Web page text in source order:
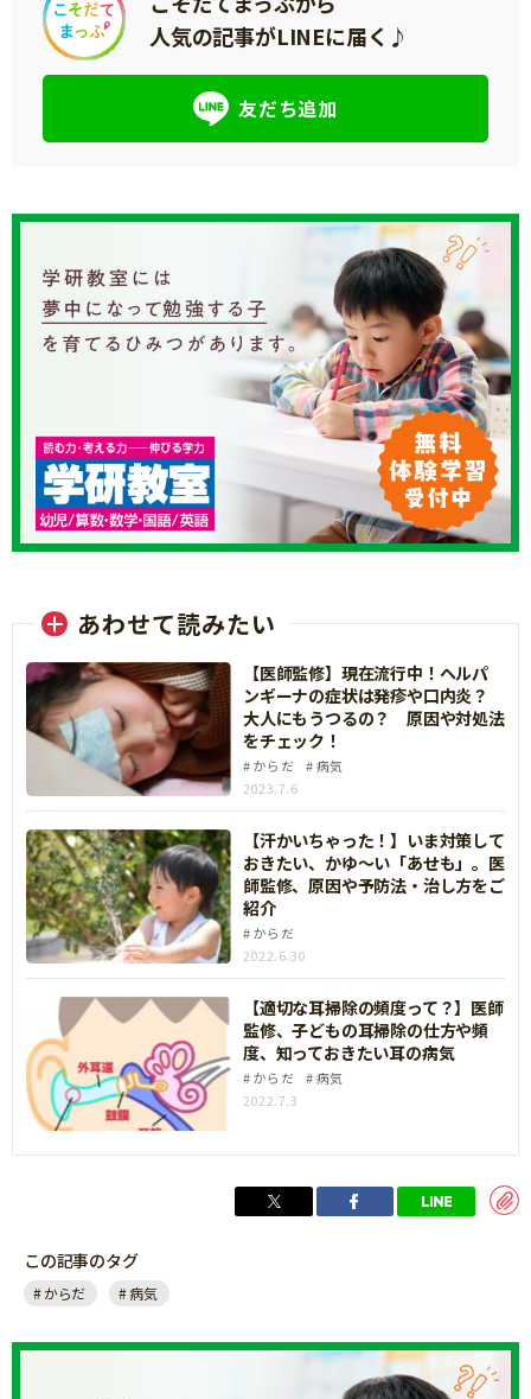
人気の記事がLINEに届く♪
友だち追加
あわせて読みたい
【医師監修】現在流行中！ヘルパ
ンギーナの症状は発疹や口内炎？
大人にもうつるの？ 原因や対処法
をチェック！
からだ
病気
2023.7.6
【汗かいちゃった！】いま対策して
おきたい、かゆ～い「あせも」。医
師監修、原因や予防法・治し方をご
紹介
からだ
2022.6.30
【適切な耳掃除の頻度って？】医師
監修、子どもの耳掃除の仕方や頻
度、知っておきたい耳の病気
からだ
病気
2022.7.3
この記事のタグ
からだ 病気